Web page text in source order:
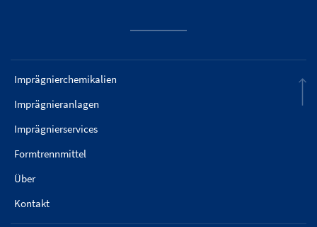
Imprägnierchemikalien
Imprägnieranlagen
Imprägnierservices
Formtrennmittel
Über
Kontakt